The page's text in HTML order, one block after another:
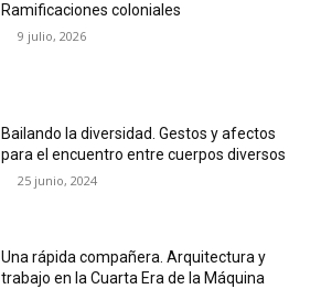
Ramificaciones coloniales
9 julio, 2026
Bailando la diversidad. Gestos y afectos
para el encuentro entre cuerpos diversos
25 junio, 2024
Una rápida compañera. Arquitectura y
trabajo en la Cuarta Era de la Máquina